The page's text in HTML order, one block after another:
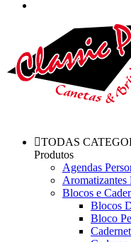
TODAS
Produtos
Agendas
Aromatizantes
Blocos e
Blocos
Bloco